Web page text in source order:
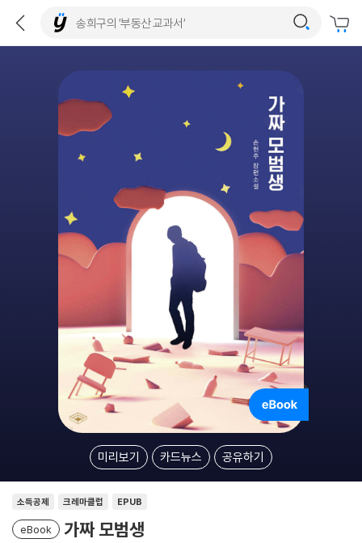
미리보기 카드뉴스 공유하기
소득공제 크레마클럽 EPUB
eBook 가짜 모범생